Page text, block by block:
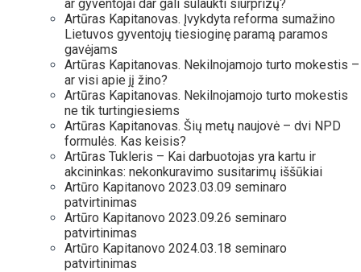
ar gyventojai dar gali sulaukti siurprizų?
Artūras Kapitanovas. Įvykdyta reforma sumažino
Lietuvos gyventojų tiesioginę paramą paramos
gavėjams
Artūras Kapitanovas. Nekilnojamojo turto mokestis –
ar visi apie jį žino?
Artūras Kapitanovas. Nekilnojamojo turto mokestis
ne tik turtingiesiems
Artūras Kapitanovas. Šių metų naujovė – dvi NPD
formulės. Kas keisis?
Artūras Tukleris – Kai darbuotojas yra kartu ir
akcininkas: nekonkuravimo susitarimų iššūkiai
Artūro Kapitanovo 2023.03.09 seminaro
patvirtinimas
Artūro Kapitanovo 2023.09.26 seminaro
patvirtinimas
Artūro Kapitanovo 2024.03.18 seminaro
patvirtinimas